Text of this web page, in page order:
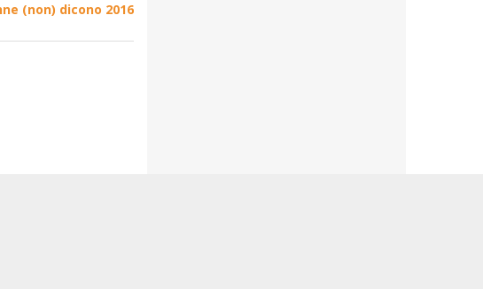
(non) dicono 2016